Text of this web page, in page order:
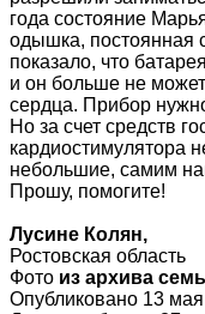
года состояние
одышка, постоянная
показало, что
и он больше не
сердца. Прибор
Но за счет средств
кардиостимулятора
небольшие, самим
Прошу, помогите!
Лусине Колян,
Ростовская область
Фото из архива
Опубликовано 13